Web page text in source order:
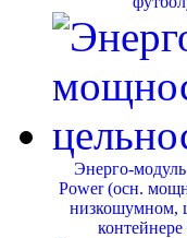
Энерго-
Power (осн.
низкошумном,